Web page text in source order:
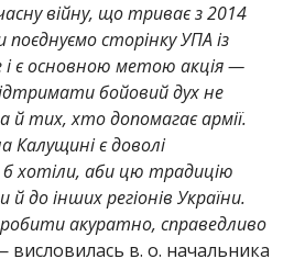
війну, що триває з 2014
сторінку УПА із
і є основною метою акція —
бойовий дух не
й тих, хто допомагає армії.
Калущині є доволі
хотіли, аби цю традицію
до інших регіонів України.
акуратно, справедливо
висловилась в. о. начальника